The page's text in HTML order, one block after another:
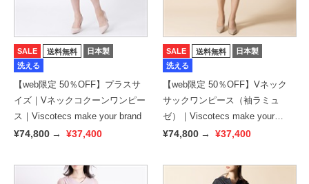
SALE 送料無料
日本製
洗える
【web限定 50％OFF】プラスサ
イズ｜Vネックコクーンワンピー
ス｜Viscotecs make your brand
¥74,800 → ¥37,400
SALE 送料無料
日本製
洗える
【web限定 50％OFF】Vネック
サックワンピース（袖ラミュ
ゼ）｜Viscotecs make your
brand
¥74,800 → ¥37,400